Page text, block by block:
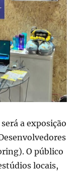
a exposição
O público
locais,